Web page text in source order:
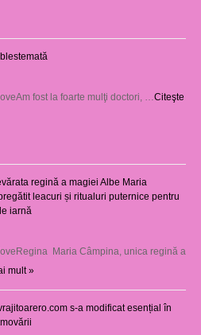
fost la foarte mulţi doctori, …Citeşte
regină a magiei Albe Maria
leacuri și ritualuri puternice pentru
iarnă
Maria Câmpina, unica regină a
mult »
s-a modificat esențial în